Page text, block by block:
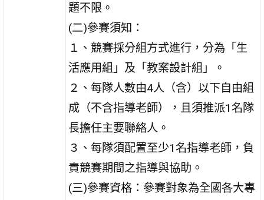
題不限。
(二)參賽須知：
１、競賽採分組方式進行，分為「生
活應用組」及「教案設計組」。
２、每隊人數由4人（含）以下自由組
成（不含指導老師），且須推派1名隊
長擔任主要聯絡人。
３、每隊須配置至少1名指導老師，負
責競賽期間之指導與協助。
(三)參賽資格：參賽對象為全國各大專